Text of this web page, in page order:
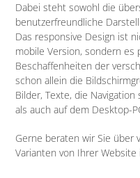
Dabei steht sowohl die
benutzerfreundliche
Das responsive Design ist
mobile Version, sondern es
Beschaffenheiten der
schon allein die
Bilder, Texte, die
als auch auf dem Desktop-
Gerne beraten wir Sie über
Varianten von Ihrer Website